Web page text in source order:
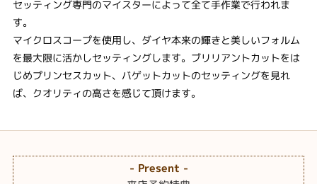
セッティング専門のマイスターによって​全て手作業で行われま
す。
​マイクロスコープを使用し、ダイヤ本来の輝きと美しいフォルム
を最大限に活かしセッティングします。​ブリリアントカットをは
じめプリンセスカット、バゲットカットのセッティングを見れ
ば、クオリティの高さを感じて頂けます。
- Present -